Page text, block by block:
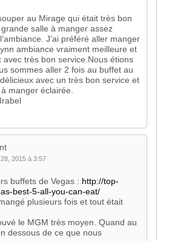
au Mirage qui était très bon
grande salle à manger assez
J’ai préféré aller manger
ambiance vraiment meilleure et
avec très bon service.Nous étions
sommes aller 2 fois au buffet au
avec un très bon service et
manger éclairée.
2015 à 3:57
buffets de Vegas : http://top-
best-5-all-you-can-eat/
plusieurs fois et tout était
le MGM très moyen. Quand au
dessous de ce que nous